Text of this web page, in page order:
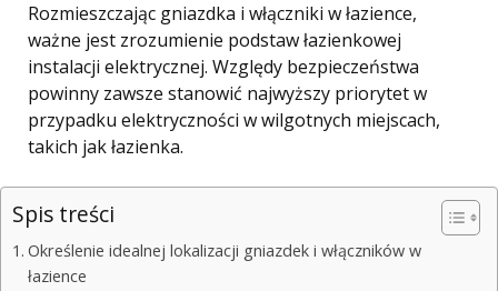
Rozmieszczając gniazdka i włączniki w łazience,
ważne jest zrozumienie podstaw łazienkowej
instalacji elektrycznej. Względy bezpieczeństwa
powinny zawsze stanowić najwyższy priorytet w
przypadku elektryczności w wilgotnych miejscach,
takich jak łazienka.
Spis treści
Określenie idealnej lokalizacji gniazdek i włączników w
łazience